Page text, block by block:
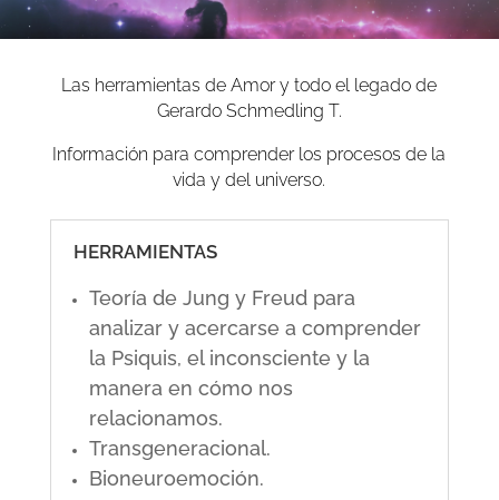
Las herramientas de Amor y todo el legado de
Gerardo Schmedling T.
Información para comprender los procesos de la
vida y del universo.
HERRAMIENTAS
Teoría de Jung y Freud para
analizar y acercarse a comprender
la Psiquis, el inconsciente y la
manera en cómo nos
relacionamos.
Transgeneracional.
Bioneuroemoción.